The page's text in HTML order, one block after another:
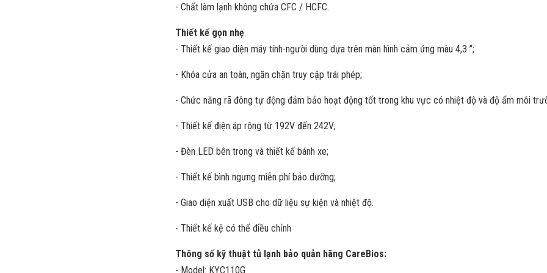
- Chất làm lạnh không chứa CFC / HCFC.
Thiết kế gọn nhẹ
- Thiết kế giao diện máy tính-người dùng dựa trên màn hình cảm ứng màu 4,3 ”;
- Khóa cửa an toàn, ngăn chặn truy cập trái phép;
- Chức năng rã đông tự động đảm bảo hoạt động tốt trong khu vực có nhiệt độ và độ ẩm môi
- Thiết kế điện áp rộng từ 192V đến 242V;
- Đèn LED bên trong và thiết kế bánh xe;
- Thiết kế bình ngưng miễn phí bảo dưỡng;
- Giao diện xuất USB cho dữ liệu sự kiện và nhiệt độ.
- Thiết kế kệ có thể điều chỉnh
Thông số kỹ thuật tủ lạnh bảo quản hãng CareBios:
- Model: KYC110G